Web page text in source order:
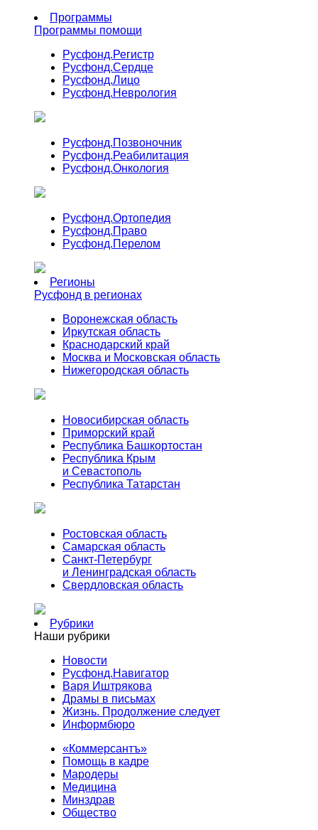
Программы
Программы помощи
Русфонд.Регистр
Русфонд.Сердце
Русфонд.Лицо
Русфонд.Неврология
Русфонд.Позвоночник
Русфонд.Реабилитация
Русфонд.Онкология
Русфонд.Ортопедия
Русфонд.Право
Русфонд.Перелом
Регионы
Русфонд в регионах
Воронежская область
Иркутская область
Краснодарский край
Москва и Московская область
Нижегородская область
Новосибирская область
Приморский край
Республика Башкортостан
Республика Крым
и Севастополь
Республика Татарстан
Ростовская область
Самарская область
Санкт-Петербург
и Ленинградская область
Свердловская область
Рубрики
Наши рубрики
Новости
Русфонд.Навигатор
Варя Иштрякова
Драмы в письмах
Жизнь. Продолжение следует
Информбюро
«Коммерсантъ»
Помощь в кадре
Мародеры
Медицина
Минздрав
Общество